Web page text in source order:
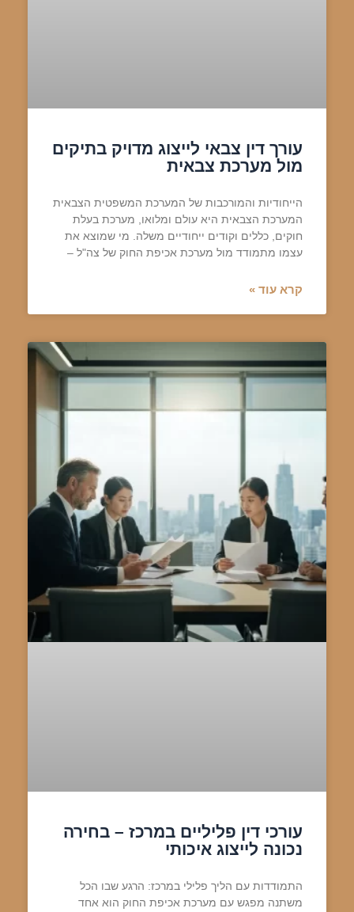
עורך דין צבאי לייצוג מדויק בתיקים
מול מערכת צבאית
הייחודיות והמורכבות של המערכת המשפטית הצבאית
המערכת הצבאית היא עולם ומלואו, מערכת בעלת
חוקים, כללים וקודים ייחודיים משלה. מי שמוצא את
עצמו מתמודד מול מערכת אכיפת החוק של צה"ל –
קרא עוד »
עורכי דין פליליים במרכז – בחירה
נכונה לייצוג איכותי
התמודדות עם הליך פלילי במרכז: הרגע שבו הכל
משתנה מפגש עם מערכת אכיפת החוק הוא אחד